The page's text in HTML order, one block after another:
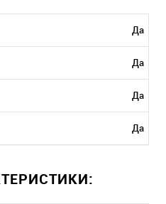
Да
Да
Да
Да